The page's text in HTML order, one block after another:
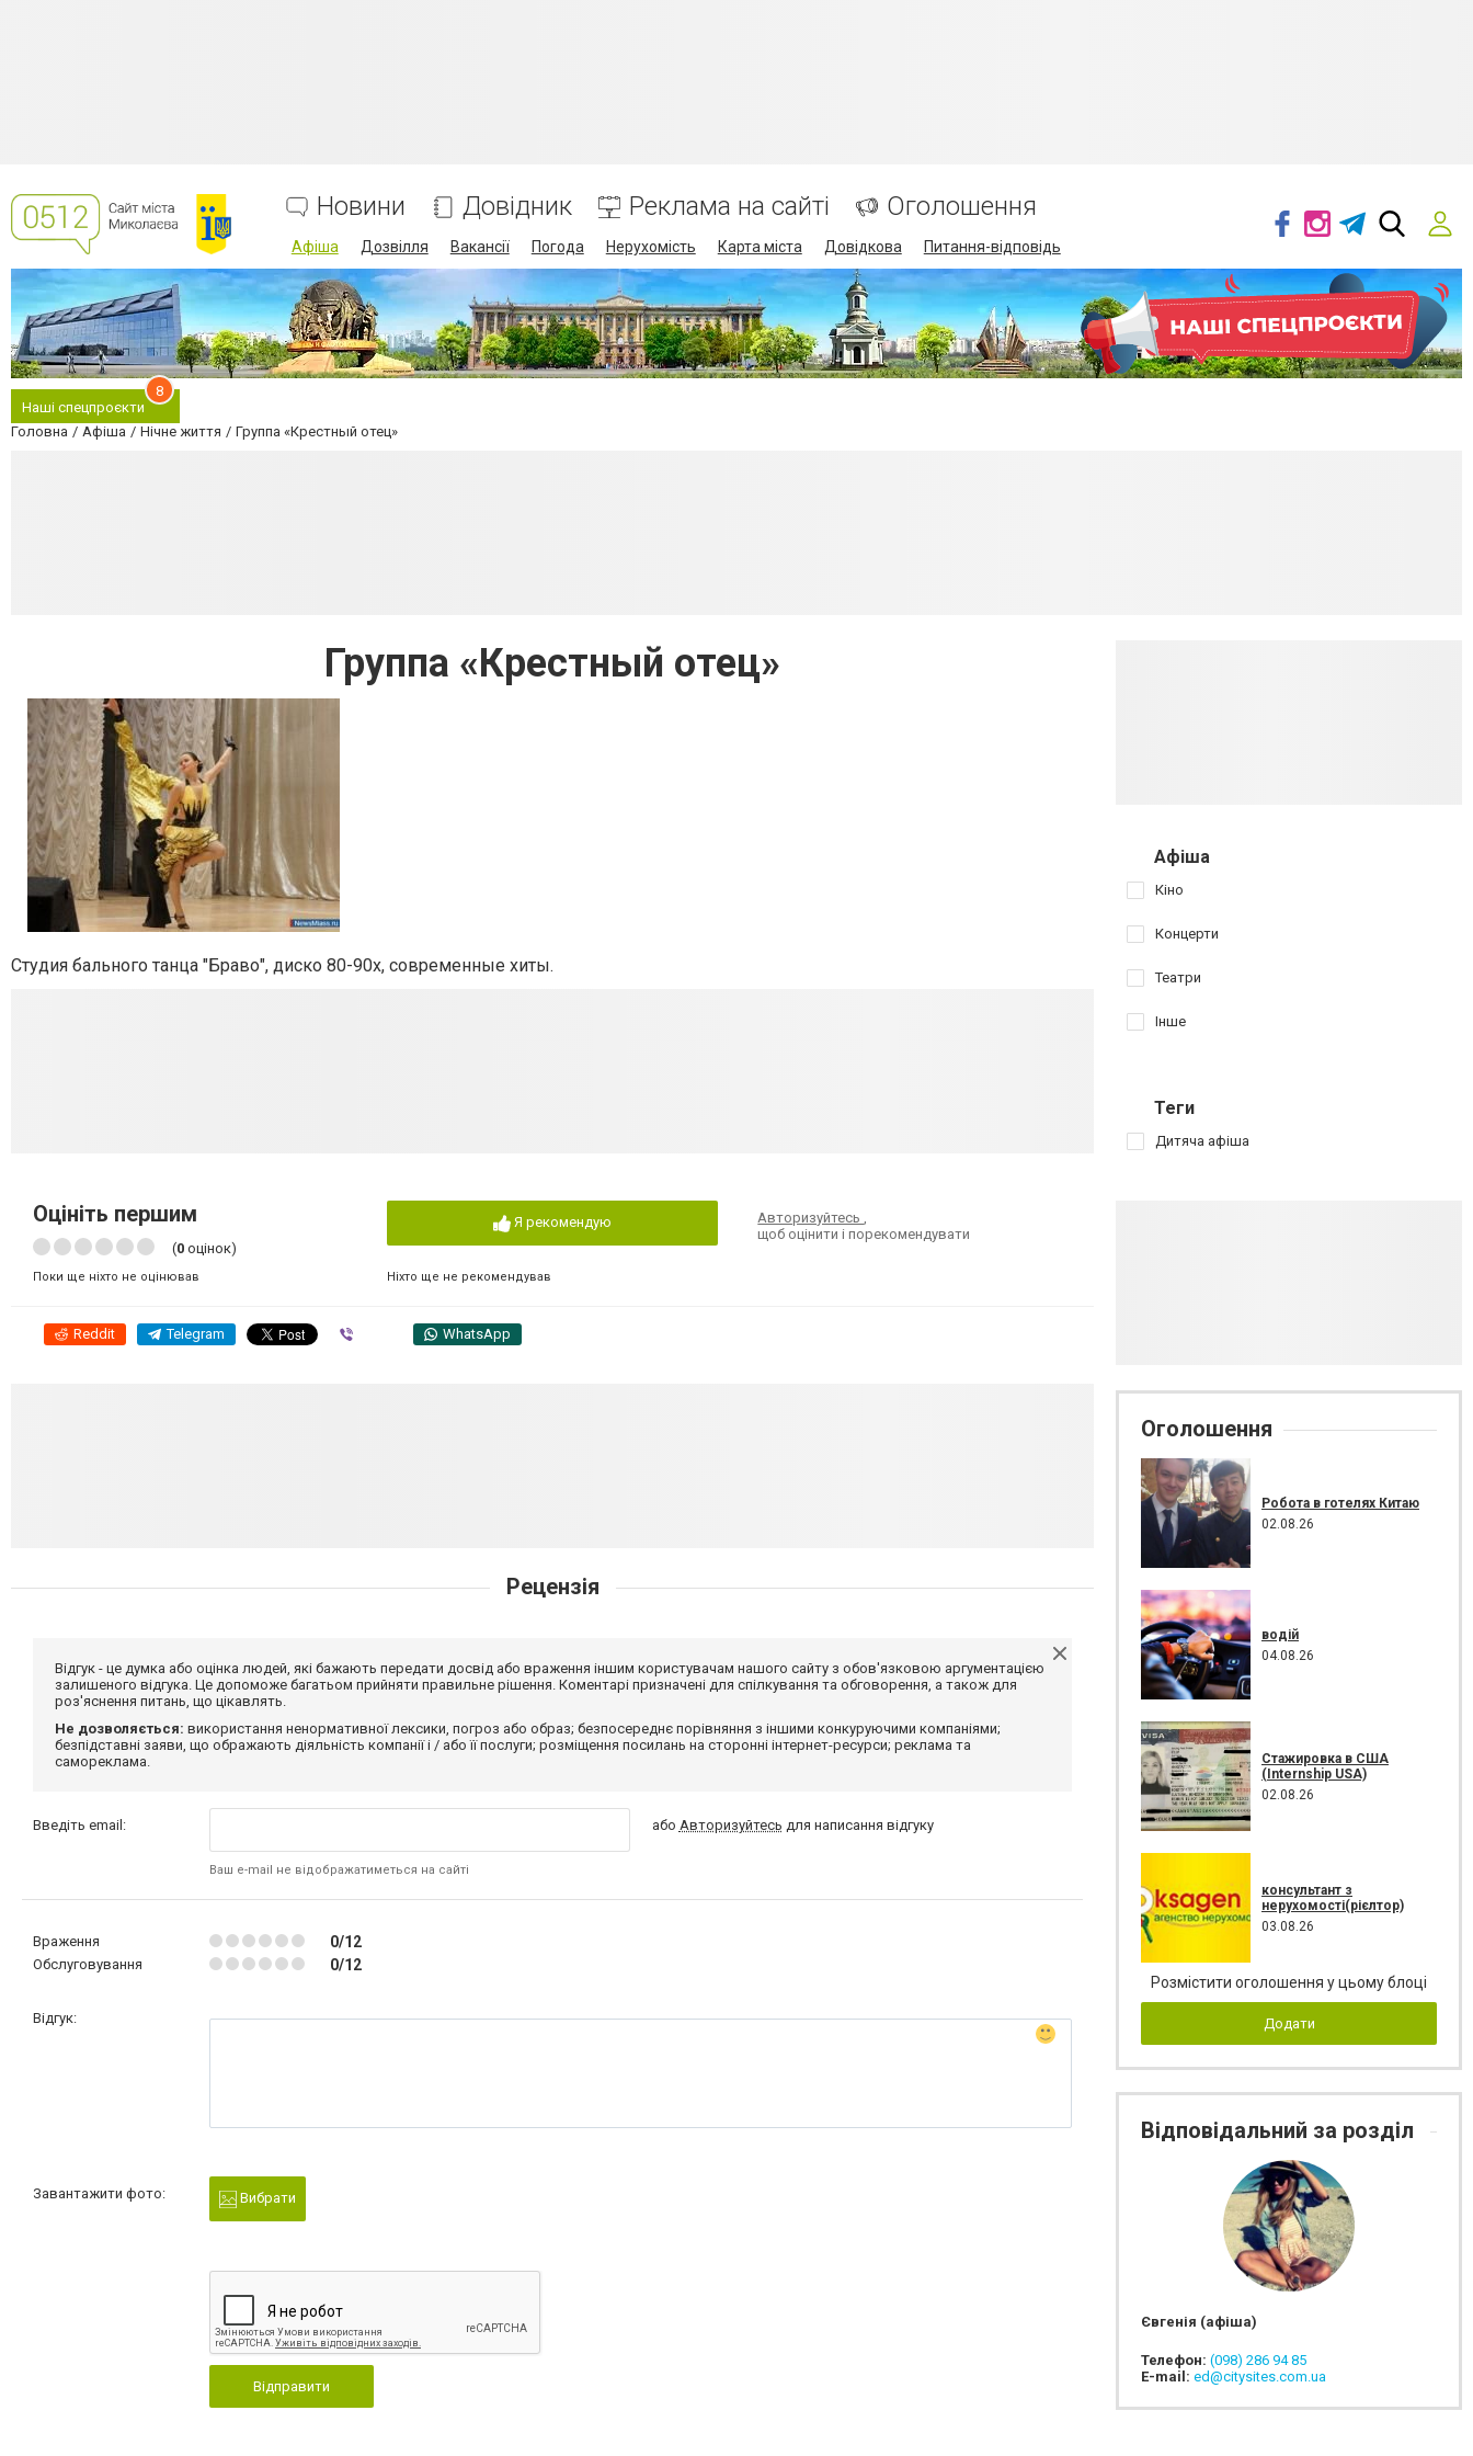
Новини Довідник Реклама на сайті Оголошення
Афіша Дозвілля Вакансії Погода Нерухомість Карта міста Довідкова Питання-відповідь
Наші спецпроєкти
8
Головна Афіша Нічне життя Группа «Крестный отец»
Группа «Крестный отец»
Студия бального танца "Браво", диско 80-90х, современные хиты.
Оцініть першим
(0 оцінок)
Поки ще ніхто не оцінював
Я рекомендую
Ніхто ще не рекомендував
Авторизуйтесь,
щоб оцінити і порекомендувати
Reddit Telegram WhatsApp
Рецензія
Відгук - це думка або оцінка людей, які бажають передати досвід або враження іншим користувачам нашого сайту з обов'язковою аргументацією
залишеного відгука. Це допоможе багатьом прийняти правильне рішення. Коментарі призначені для спілкування та обговорення, а також для
роз'яснення питань, що цікавлять.
Не дозволяється: використання ненормативної лексики, погроз або образ; безпосереднє порівняння з іншими конкуруючими компаніями;
безпідставні заяви, що ображають діяльність компанії і / або її послуги; розміщення посилань на сторонні інтернет-ресурси; реклама та
самореклама.
Введіть email:
Ваш e-mail не відображатиметься на сайті
або Авторизуйтесь для написання відгуку
Враження 0/12
Обслуговування 0/12
Відгук:
Завантажити фото: Вибрати
Відправити
Афіша
Кіно
Концерти
Театри
Інше
Теги
Дитяча афіша
Оголошення
Робота в готелях Китаю
02.08.26
водій
04.08.26
Стажировка в США
(Internship USA)
02.08.26
консультант з
нерухомості(рієлтор)
03.08.26
Розмістити оголошення у цьому блоці
Додати
Відповідальний за розділ
Євгенія (афіша)
Телефон: (098) 286 94 85
E-mail: ed@citysites.com.ua